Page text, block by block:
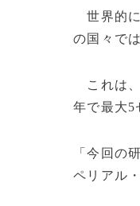
世界的に
の国々で
これは、
年で最大5
「今回の
ペリアル